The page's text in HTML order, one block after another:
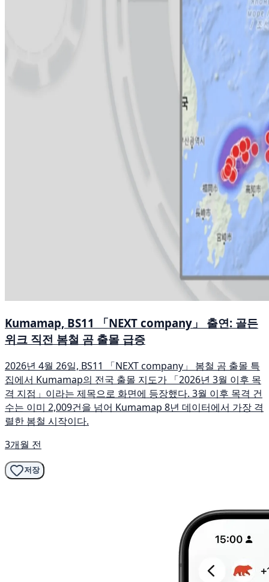
Kumamap, BS11 「NEXT company」 출연: 골든
위크 직전 봄철 곰 출몰 급증
2026년 4월 26일, BS11 「NEXT company」 봄철 곰 출몰 특
집에서 Kumamap의 전국 출몰 지도가 「2026년 3월 이후 목
격 지점」이라는 제목으로 화면에 등장했다. 3월 이후 목격 건
수는 이미 2,009건을 넘어 Kumamap 8년 데이터에서 가장 격
렬한 봄철 시작이다.
3개월 전
저장